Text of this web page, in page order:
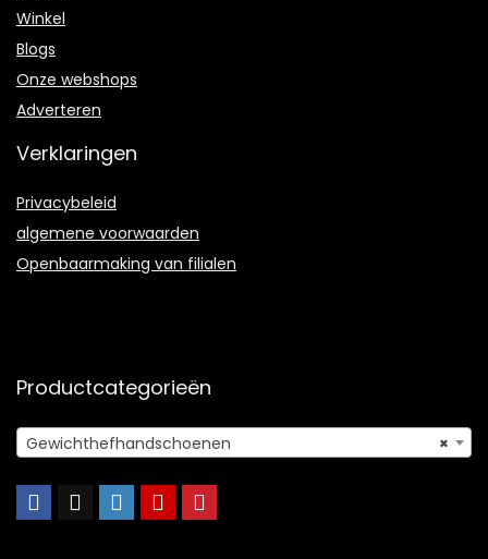
Winkel
Blogs
Onze webshops
Adverteren
Verklaringen
Privacybeleid
algemene voorwaarden
Openbaarmaking van filialen
Productcategorieën
×
Gewichthefhandschoenen